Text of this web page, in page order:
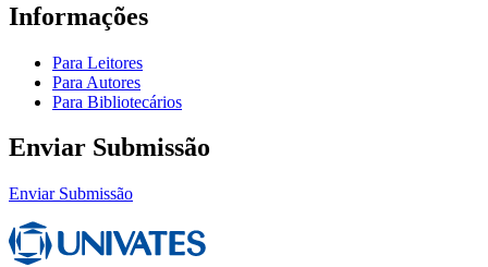
Informações
Para Leitores
Para Autores
Para Bibliotecários
Enviar Submissão
Enviar Submissão